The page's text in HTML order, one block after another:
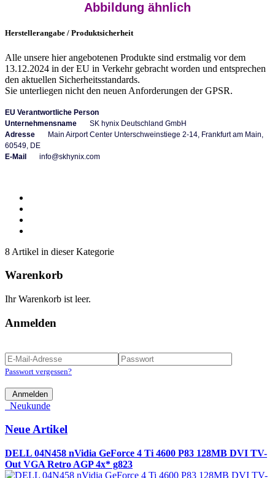
Abbildung ähnlich
Herstellerangabe / Produktsicherheit
Alle unsere hier angebotenen Produkte sind erstmalig vor dem
13.12.2024 in der EU in Verkehr gebracht worden und entsprechen
den aktuellen Sicherheitsstandards.
Sie unterliegen nicht den neuen Anforderungen der GPSR.
EU Verantwortliche Person
Unternehmensname SK hynix Deutschland GmbH
Adresse Main Airport Center Unterschweinstiege 2-14, Frankfurt am Main,
60549, DE
E-Mail
info@skhynix.com
8 Artikel in dieser Kategorie
Warenkorb
Ihr Warenkorb ist leer.
Anmelden
Passwort vergessen?
Anmelden
Neukunde
Neue Artikel
DELL 04N458 nVidia GeForce 4 Ti 4600 P83 128MB DVI TV-
Out VGA Retro AGP 4x* g823